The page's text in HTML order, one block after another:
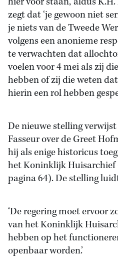
zegt dat ‘je gewoon niet
je niets van de Tweede
volgens een anonieme
te verwachten dat
voelen voor 4 mei als zij
hebben of zij die weten
hierin een rol hebben
De nieuwe stelling
Fasseur over de Greet
hij als enige historicus
het Koninklijk Huisarchief
pagina 64). De stelling
‘De regering moet ervoor
van het Koninklijk
hebben op het
openbaar worden.’